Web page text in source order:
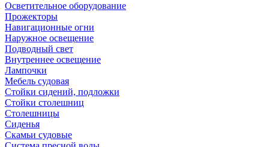
Осветительное оборудование
Прожекторы
Навигационные огни
Наружное освещение
Подводный свет
Внутреннее освещение
Лампочки
Мебель судовая
Стойки сидений, подложки
Стойки столешниц
Столешницы
Сиденья
Скамьи судовые